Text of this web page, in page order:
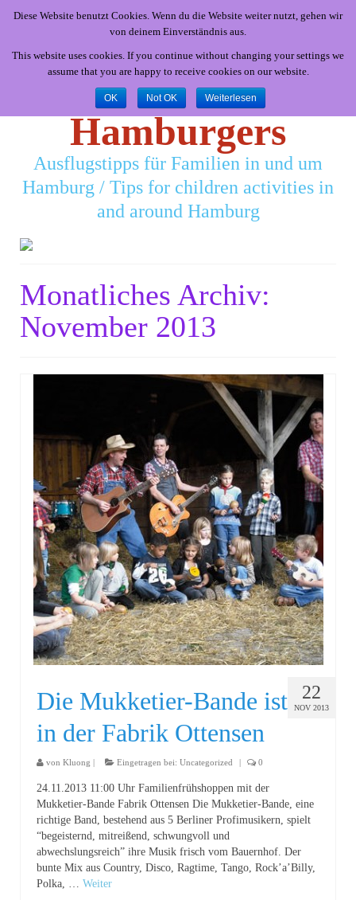
Little
Hamburgers
Ausflugstipps für Familien in und um
Hamburg / Tips for children activities in
and around Hamburg
Monatliches Archiv:
November 2013
22
NOV 2013
Die Mukketier-Bande ist
in der Fabrik Ottensen
von Kluong | Eingetragen bei: Uncategorized | 0
24.11.2013 11:00 Uhr Familienfrühshoppen mit der
Mukketier-Bande Fabrik Ottensen Die Mukketier-Bande, eine
richtige Band, bestehend aus 5 Berliner Profimusikern, spielt
“begeisternd, mitreißend, schwungvoll und
abwechslungsreich” ihre Musik frisch vom Bauernhof. Der
bunte Mix aus Country, Disco, Ragtime, Tango, Rock’a’Billy,
Polka, … Weiter
Diese Website benutzt Cookies. Wenn du die Website weiter nutzt, gehen wir
von deinem Einverständnis aus.
This website uses cookies. If you continue without changing your settings we
assume that you are happy to receive cookies on our website.
OK Not OK Weiterlesen